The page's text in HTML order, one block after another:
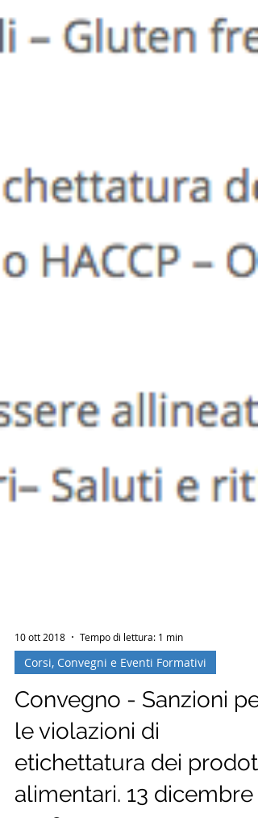
10 ott 2018 Tempo di lettura: 1 min
Corsi, Convegni e Eventi Formativi
Convegno - Sanzioni per
le violazioni di